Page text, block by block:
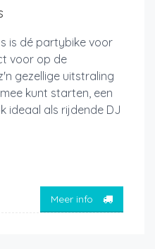
is dé partybike voor
voor op de
gezellige uitstraling
kunt starten, een
ideaal als rijdende DJ
Meer info